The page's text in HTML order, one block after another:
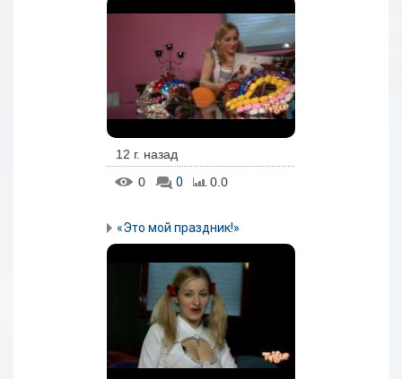
12 г. назад
0
0 0.0
«Это мой праздник!»